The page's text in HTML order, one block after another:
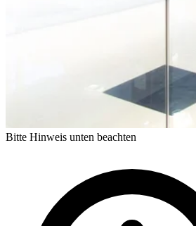
Bitte Hinweis unten beachten